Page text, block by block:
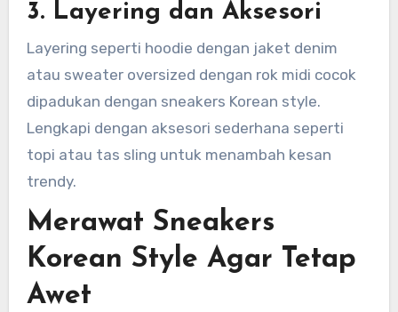
3. Layering dan Aksesori
Layering seperti hoodie dengan jaket denim
atau sweater oversized dengan rok midi cocok
dipadukan dengan sneakers Korean style.
Lengkapi dengan aksesori sederhana seperti
topi atau tas sling untuk menambah kesan
trendy.
Merawat Sneakers
Korean Style Agar Tetap
Awet